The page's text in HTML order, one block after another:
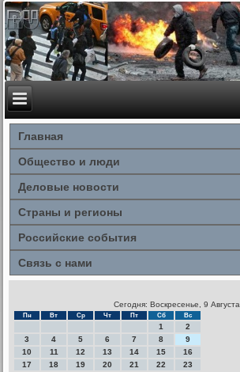
Главная
Общество и люди
Деловые новости
Страны и регионы
Российские события
Связь с нами
Сегодня: Воскресенье, 9 Августа
Пн Вт Ср Чт Пт Сб Вс
1
2
3
4 5 6 7 8
9
10
11 12 13 14 15
16
17
18 19 20 21 22
23